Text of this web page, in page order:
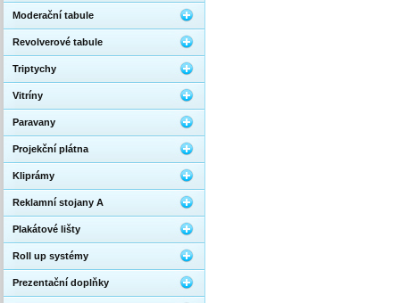
Moderační tabule
Revolverové tabule
Triptychy
Vitríny
Paravany
Projekční plátna
Kliprámy
Reklamní stojany A
Plakátové lišty
Roll up systémy
Prezentační doplňky